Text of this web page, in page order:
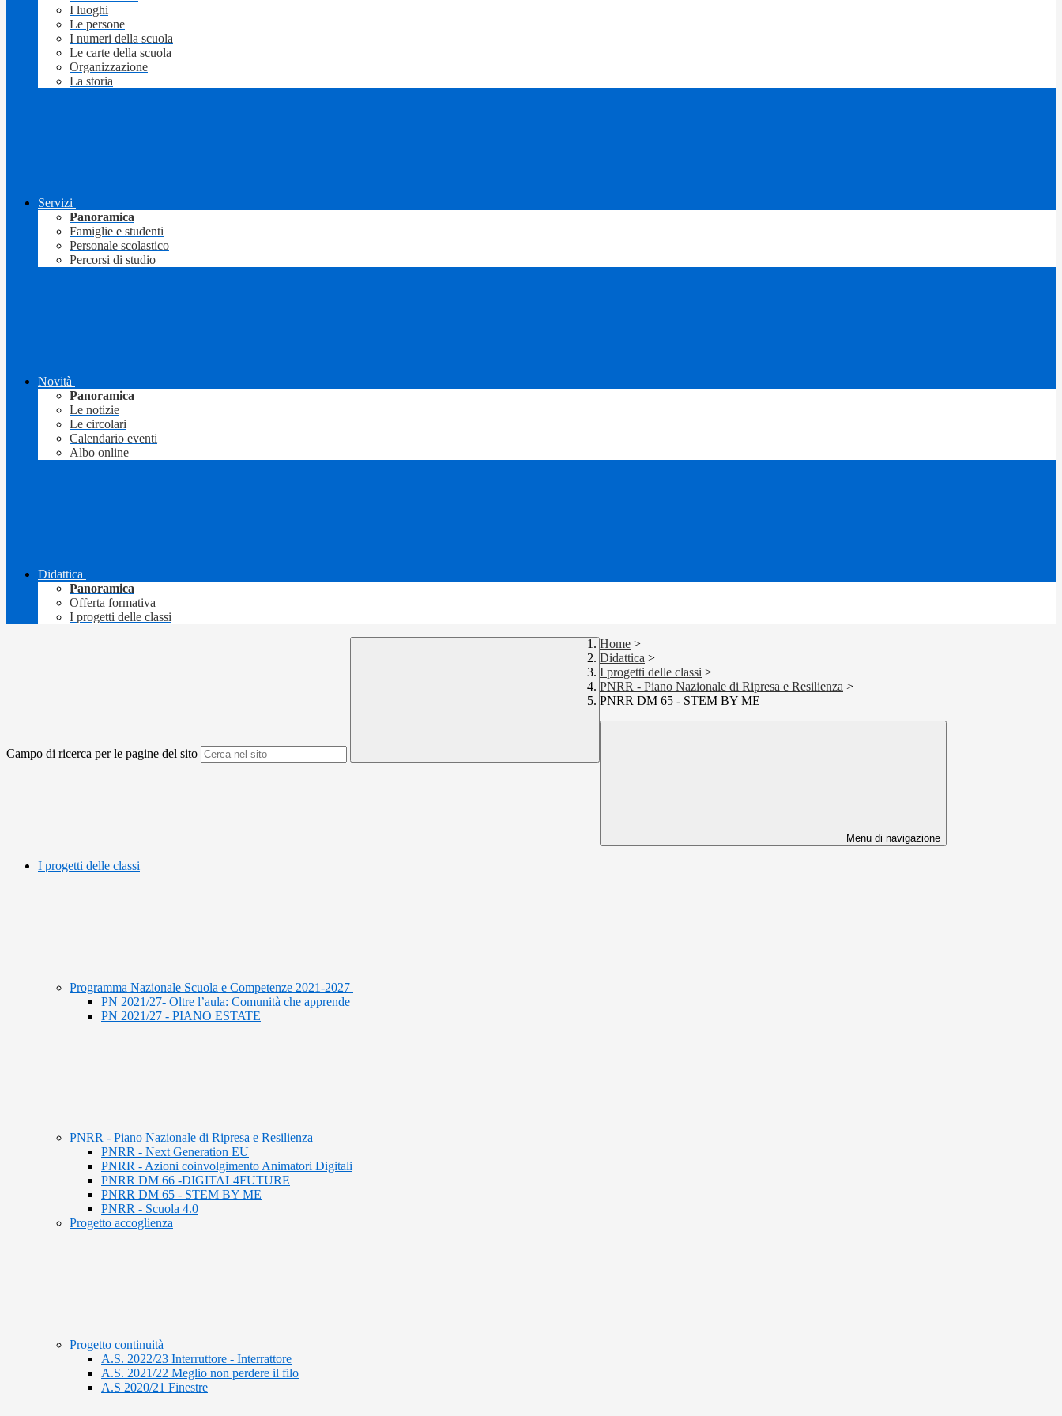
I luoghi
Le persone
I numeri della scuola
Le carte della scuola
Organizzazione
La storia
Servizi
Panoramica
Famiglie e studenti
Personale scolastico
Percorsi di studio
Novità
Panoramica
Le notizie
Le circolari
Calendario eventi
Albo online
Didattica
Panoramica
Offerta formativa
I progetti delle classi
Campo di ricerca per le pagine del sito
Home >
Didattica >
I progetti delle classi >
PNRR - Piano Nazionale di Ripresa e Resilienza >
PNRR DM 65 - STEM BY ME
Menu di navigazione
I progetti delle classi
Programma Nazionale Scuola e Competenze 2021-2027
PN 2021/27- Oltre l’aula: Comunità che apprende
PN 2021/27 - PIANO ESTATE
PNRR - Piano Nazionale di Ripresa e Resilienza
PNRR - Next Generation EU
PNRR - Azioni coinvolgimento Animatori Digitali
PNRR DM 66 -DIGITAL4FUTURE
PNRR DM 65 - STEM BY ME
PNRR - Scuola 4.0
Progetto accoglienza
Progetto continuità
A.S. 2022/23 Interruttore - Interrattore
A.S. 2021/22 Meglio non perdere il filo
A.S 2020/21 Finestre